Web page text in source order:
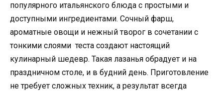
популярного итальянского блюда с простыми и
доступными ингредиентами. Сочный фарш,
ароматные овощи и нежный творог в сочетании с
тонкими слоями теста создают настоящий
кулинарный шедевр. Такая лазанья обрадует и на
праздничном столе, и в будний день. Приготовление
не требует сложных техник, а результат всегда